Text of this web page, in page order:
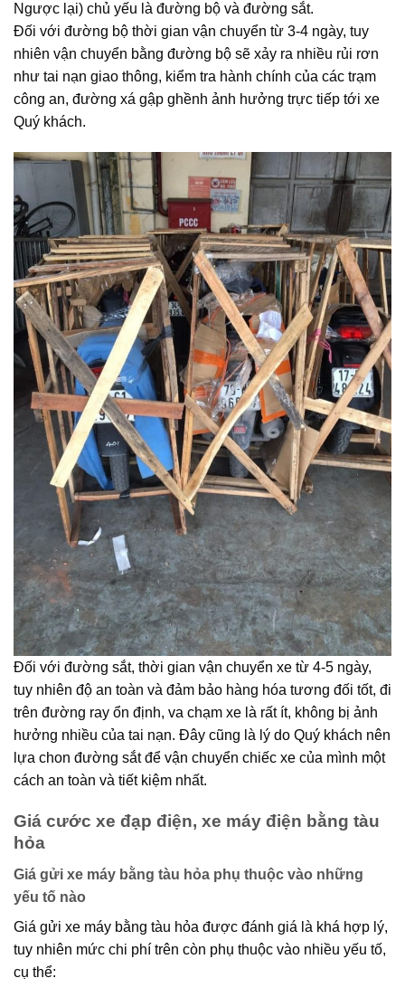
Ngược lại) chủ yếu là đường bộ và đường sắt.
Đối với đường bộ thời gian vận chuyển từ 3-4 ngày, tuy
nhiên vận chuyển bằng đường bộ sẽ xảy ra nhiều rủi rơn
như tai nạn giao thông, kiểm tra hành chính của các trạm
công an, đường xá gập ghềnh ảnh hưởng trực tiếp tới xe
Quý khách.
Đối với đường sắt, thời gian vận chuyển xe từ 4-5 ngày,
tuy nhiên độ an toàn và đảm bảo hàng hóa tương đối tốt, đi
trên đường ray ổn định, va chạm xe là rất ít, không bị ảnh
hưởng nhiều của tai nạn. Đây cũng là lý do Quý khách nên
lựa chon đường sắt để vận chuyển chiếc xe của mình một
cách an toàn và tiết kiệm nhất.
Giá cước xe đạp điện, xe máy điện bằng tàu
hỏa
Giá gửi xe máy bằng tàu hỏa phụ thuộc vào những
yếu tố nào
Giá gửi xe máy bằng tàu hỏa được đánh giá là khá hợp lý,
tuy nhiên mức chi phí trên còn phụ thuộc vào nhiều yếu tố,
cụ thể: